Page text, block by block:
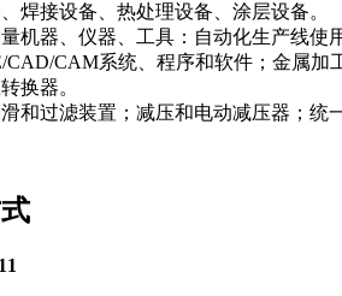
焊接设备、热处理设备、涂层设备。
机器、仪器、工具：自动化生产线使
CAM系统、程序和软件；金属加
换器。
和过滤装置；减压和电动减压器；